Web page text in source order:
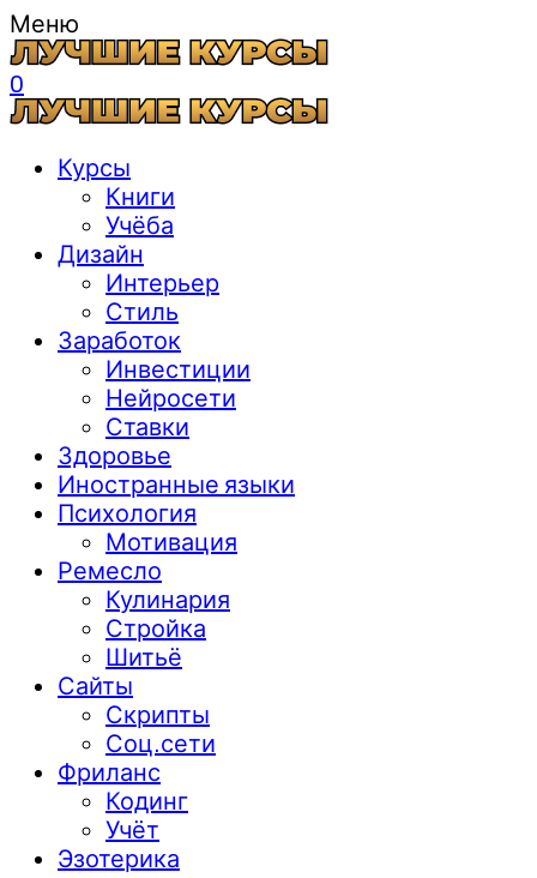
Меню
0
Курсы
Книги
Учёба
Дизайн
Интерьер
Стиль
Заработок
Инвестиции
Нейросети
Ставки
Здоровье
Иностранные языки
Психология
Мотивация
Ремесло
Кулинария
Стройка
Шитьё
Сайты
Скрипты
Соц.сети
Фриланс
Кодинг
Учёт
Эзотерика